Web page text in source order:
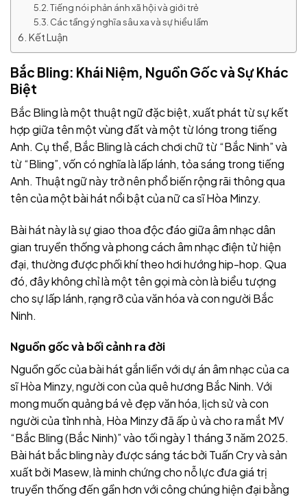
Tiếng nói phản ánh xã hội và giới trẻ
Các tầng ý nghĩa sâu xa và sự hiểu lầm
Kết Luận
Bắc Bling: Khái Niệm, Nguồn Gốc và Sự Khác
Biệt
Bắc Bling là một thuật ngữ đặc biệt, xuất phát từ sự kết
hợp giữa tên một vùng đất và một từ lóng trong tiếng
Anh. Cụ thể, Bắc Bling là cách chơi chữ từ “Bắc Ninh” và
từ “Bling”, vốn có nghĩa là lấp lánh, tỏa sáng trong tiếng
Anh. Thuật ngữ này trở nên phổ biến rộng rãi thông qua
tên của một bài hát nổi bật của nữ ca sĩ Hòa Minzy.
Bài hát này là sự giao thoa độc đáo giữa âm nhạc dân
gian truyền thống và phong cách âm nhạc điện tử hiện
đại, thường được phối khí theo hơi hướng hip-hop. Qua
đó, đây không chỉ là một tên gọi mà còn là biểu tượng
cho sự lấp lánh, rạng rỡ của văn hóa và con người Bắc
Ninh.
Nguồn gốc và bối cảnh ra đời
Nguồn gốc của bài hát gắn liền với dự án âm nhạc của ca
sĩ Hòa Minzy, người con của quê hương Bắc Ninh. Với
mong muốn quảng bá vẻ đẹp văn hóa, lịch sử và con
người của tỉnh nhà, Hòa Minzy đã ấp ủ và cho ra mắt MV
“Bắc Bling (Bắc Ninh)” vào tối ngày 1 tháng 3 năm 2025.
Bài hát bắc bling này được sáng tác bởi Tuấn Cry và sản
xuất bởi Masew, là minh chứng cho nỗ lực đưa giá trị
truyền thống đến gần hơn với công chúng hiện đại bằng